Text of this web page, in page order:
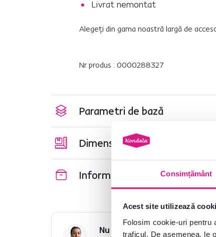
Consimțământ
Acest site utilizează
Folosim cookie-uri pentru
traficul. De asemenea, le
Livrat nemontat
Alegeţi din gama noastră largă de
Nr. produs : 0000288327
Parametri de bază
Dimensiuni și specificații
Informații despre ambalare
Nu ați găsit informațiile